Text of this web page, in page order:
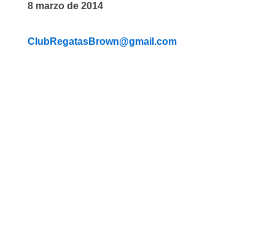
8 marzo de 2014
ClubRegatasBrown@gmail.com